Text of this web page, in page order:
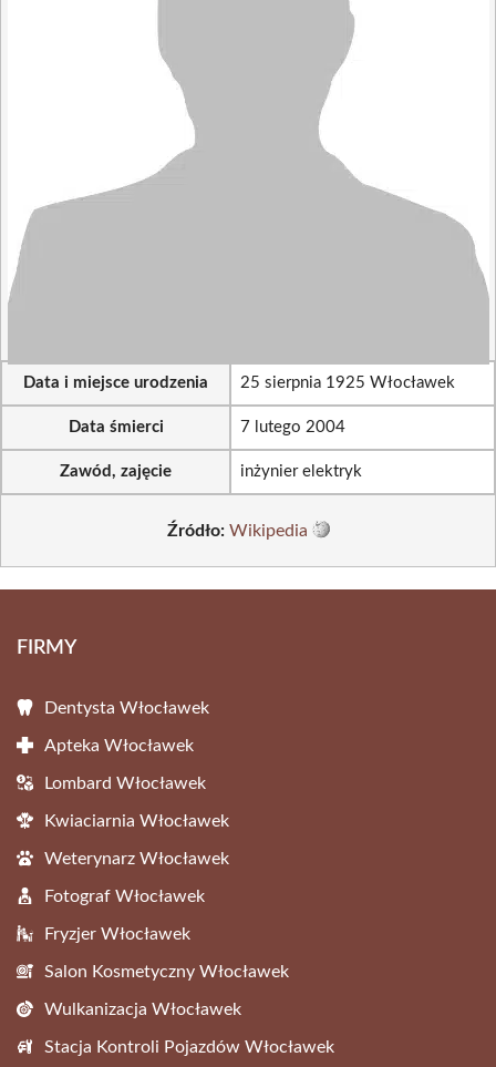
Data i miejsce urodzenia 25 sierpnia 1925 Włocławek
Data śmierci 7 lutego 2004
Zawód, zajęcie inżynier elektryk
Źródło: Wikipedia
FIRMY
Dentysta Włocławek
Apteka Włocławek
Lombard Włocławek
Kwiaciarnia Włocławek
Weterynarz Włocławek
Fotograf Włocławek
Fryzjer Włocławek
Salon Kosmetyczny Włocławek
Wulkanizacja Włocławek
Stacja Kontroli Pojazdów Włocławek